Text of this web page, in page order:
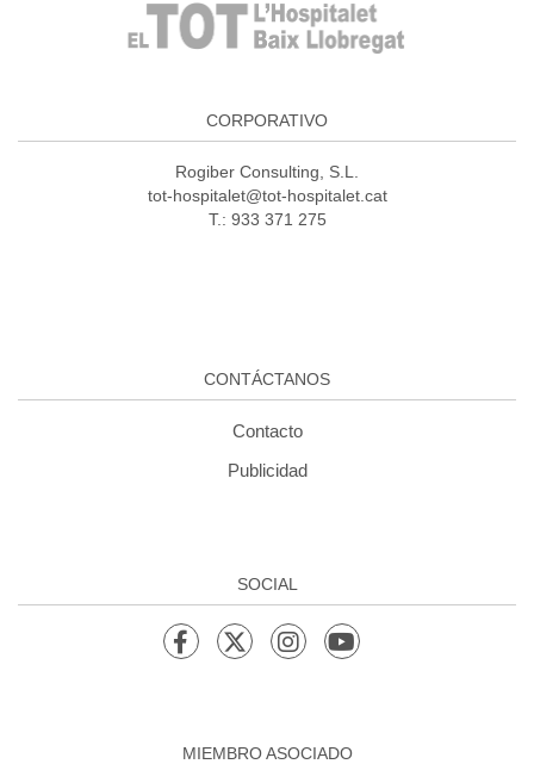
CORPORATIVO
Rogiber Consulting, S.L.
tot-hospitalet@tot-hospitalet.cat
T.: 933 371 275
CONTÁCTANOS
Contacto
Publicidad
SOCIAL
MIEMBRO ASOCIADO